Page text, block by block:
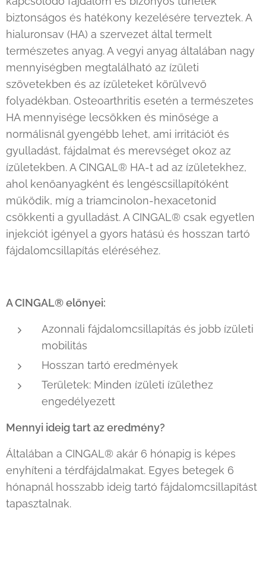
biztonságos és hatékony kezelésére terveztek. A
hialuronsav (HA) a szervezet által termelt
természetes anyag. A vegyi anyag általában nagy
mennyiségben megtalálható az ízületi
szövetekben és az ízületeket körülvevő
folyadékban. Osteoarthritis esetén a természetes
HA mennyisége lecsökken és minősége a
normálisnál gyengébb lehet, ami irritációt és
gyulladást, fájdalmat és merevséget okoz az
ízületekben. A CINGAL® HA-t ad az ízületekhez,
ahol kenőanyagként és lengéscsillapítóként
működik, míg a triamcinolon-hexacetonid
csökkenti a gyulladást. A CINGAL® csak egyetlen
injekciót igényel a gyors hatású és hosszan tartó
fájdalomcsillapítás eléréséhez.
A CINGAL® előnyei:
Azonnali fájdalomcsillapítás és jobb ízületi
mobilitás
Hosszan tartó eredmények
Területek: Minden ízületi ízülethez
engedélyezett
Mennyi ideig tart az eredmény?
Általában a CINGAL® akár 6 hónapig is képes
enyhíteni a térdfájdalmakat. Egyes betegek 6
hónapnál hosszabb ideig tartó fájdalomcsillapítást
tapasztalnak.